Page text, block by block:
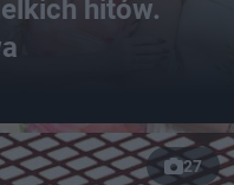
hitów.
27